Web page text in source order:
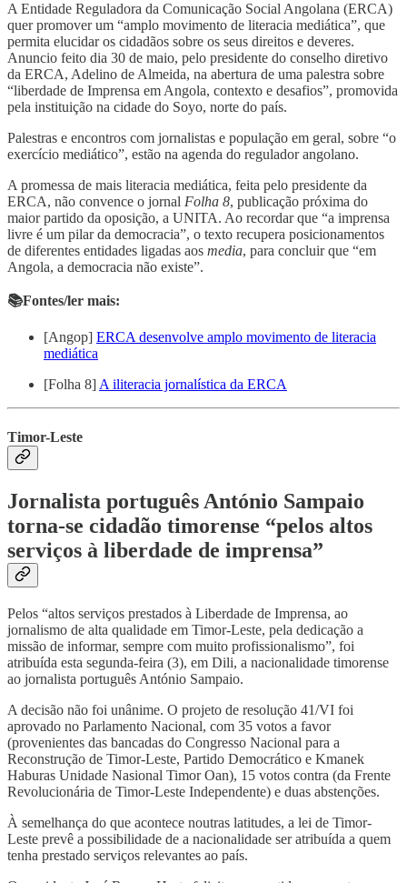
A Entidade Reguladora da Comunicação Social Angolana (ERCA)
quer promover um “amplo movimento de literacia mediática”, que
permita elucidar os cidadãos sobre os seus direitos e deveres.
Anuncio feito dia 30 de maio, pelo presidente do conselho diretivo
da ERCA, Adelino de Almeida, na abertura de uma palestra sobre
“liberdade de Imprensa em Angola, contexto e desafios”, promovida
pela instituição na cidade do Soyo, norte do país.
Palestras e encontros com jornalistas e população em geral, sobre “o
exercício mediático”, estão na agenda do regulador angolano.
A promessa de mais literacia mediática, feita pelo presidente da
ERCA, não convence o jornal Folha 8, publicação próxima do
maior partido da oposição, a UNITA. Ao recordar que “a imprensa
livre é um pilar da democracia”, o texto recupera posicionamentos
de diferentes entidades ligadas aos media, para concluir que “em
Angola, a democracia não existe”.
📚Fontes/ler mais:
[Angop] ERCA desenvolve amplo movimento de literacia
mediática
[Folha 8] A iliteracia jornalística da ERCA
Timor-Leste
Jornalista português António Sampaio
torna-se cidadão timorense “pelos altos
serviços à liberdade de imprensa”
Pelos “altos serviços prestados à Liberdade de Imprensa, ao
jornalismo de alta qualidade em Timor-Leste, pela dedicação a
missão de informar, sempre com muito profissionalismo”, foi
atribuída esta segunda-feira (3), em Dili, a nacionalidade timorense
ao jornalista português António Sampaio.
A decisão não foi unânime. O projeto de resolução 41/VI foi
aprovado no Parlamento Nacional, com 35 votos a favor
(provenientes das bancadas do Congresso Nacional para a
Reconstrução de Timor-Leste, Partido Democrático e Kmanek
Haburas Unidade Nasional Timor Oan), 15 votos contra (da Frente
Revolucionária de Timor-Leste Independente) e duas abstenções.
À semelhança do que acontece noutras latitudes, a lei de Timor-
Leste prevê a possibilidade de a nacionalidade ser atribuída a quem
tenha prestado serviços relevantes ao país.